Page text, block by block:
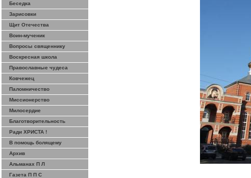
Беседка
Зарисовки
Щит Отечества
Воин-мученик
Вопросы священнику
Воскресная школа
Православные чудеса
Ковчежец
Паломничество
Миссионерство
Милосердие
Благотворительность
Ради ХРИСТА !
В помощь болящему
Архив
Альманах П Л
Газета П П С